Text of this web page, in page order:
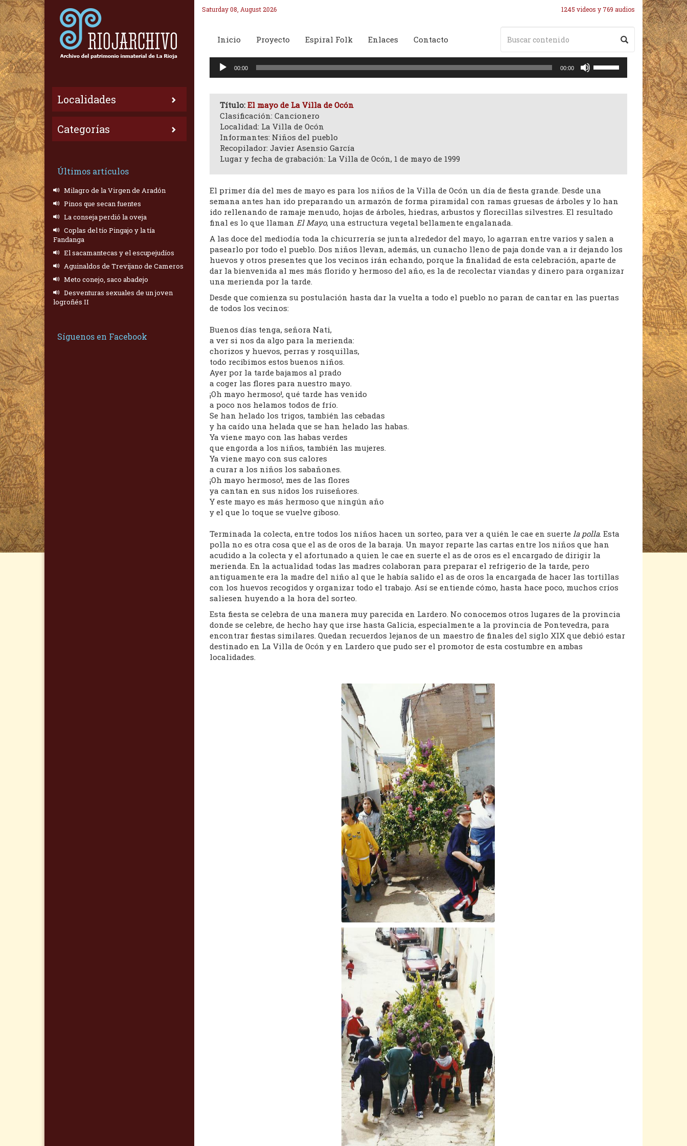
Localidades
Categorías
Últimos artículos
Milagro de la Virgen de Aradón
Pinos que secan fuentes
La conseja perdió la oveja
Coplas del tío Pingajo y la tía
Fandanga
El sacamantecas y el escupejudíos
Aguinaldos de Trevijano de Cameros
Meto conejo, saco abadejo
Desventuras sexuales de un joven
logroñés II
Síguenos en Facebook
Saturday 08, August 2026 1245 videos y 769 audios
Inicio Proyecto Espiral Folk Enlaces Contacto
Reproductor
00:00 00:00
de
Título: El mayo de La Villa de Ocón
Clasificación: Cancionero
Localidad: La Villa de Ocón
Informantes: Niños del pueblo
Recopilador: Javier Asensio García
Lugar y fecha de grabación: La Villa de Ocón, 1 de mayo de 1999
El primer día del mes de mayo es para los niños de la Villa de Ocón un día de fiesta grande. Desde una
semana antes han ido preparando un armazón de forma piramidal con ramas gruesas de árboles y lo han
ido rellenando de ramaje menudo, hojas de árboles, hiedras, arbustos y florecillas silvestres. El resultado
final es lo que llaman El Mayo, una estructura vegetal bellamente engalanada.
A las doce del mediodía toda la chicurrería se junta alrededor del mayo, lo agarran entre varios y salen a
pasearlo por todo el pueblo. Dos niños llevan, además, un cunacho lleno de paja donde van a ir dejando los
huevos y otros presentes que los vecinos irán echando, porque la finalidad de esta celebración, aparte de
dar la bienvenida al mes más florido y hermoso del año, es la de recolectar viandas y dinero para organizar
una merienda por la tarde.
Desde que comienza su postulación hasta dar la vuelta a todo el pueblo no paran de cantar en las puertas
de todos los vecinos:
Buenos días tenga, señora Nati,
a ver si nos da algo para la merienda:
chorizos y huevos, perras y rosquillas,
todo recibimos estos buenos niños.
Ayer por la tarde bajamos al prado
a coger las flores para nuestro mayo.
¡Oh mayo hermoso!, qué tarde has venido
a poco nos helamos todos de frío.
Se han helado los trigos, también las cebadas
y ha caído una helada que se han helado las habas.
Ya viene mayo con las habas verdes
que engorda a los niños, también las mujeres.
Ya viene mayo con sus calores
a curar a los niños los sabañones.
¡Oh mayo hermoso!, mes de las flores
ya cantan en sus nidos los ruiseñores.
Y este mayo es más hermoso que ningún año
y el que lo toque se vuelve giboso.
Terminada la colecta, entre todos los niños hacen un sorteo, para ver a quién le cae en suerte la polla. Esta
polla no es otra cosa que el as de oros de la baraja. Un mayor reparte las cartas entre los niños que han
acudido a la colecta y el afortunado a quien le cae en suerte el as de oros es el encargado de dirigir la
merienda. En la actualidad todas las madres colaboran para preparar el refrigerio de la tarde, pero
antiguamente era la madre del niño al que le había salido el as de oros la encargada de hacer las tortillas
con los huevos recogidos y organizar todo el trabajo. Así se entiende cómo, hasta hace poco, muchos críos
saliesen huyendo a la hora del sorteo.
Esta fiesta se celebra de una manera muy parecida en Lardero. No conocemos otros lugares de la provincia
donde se celebre, de hecho hay que irse hasta Galicia, especialmente a la provincia de Pontevedra, para
encontrar fiestas similares. Quedan recuerdos lejanos de un maestro de finales del siglo XIX que debió estar
destinado en La Villa de Ocón y en Lardero que pudo ser el promotor de esta costumbre en ambas
localidades.